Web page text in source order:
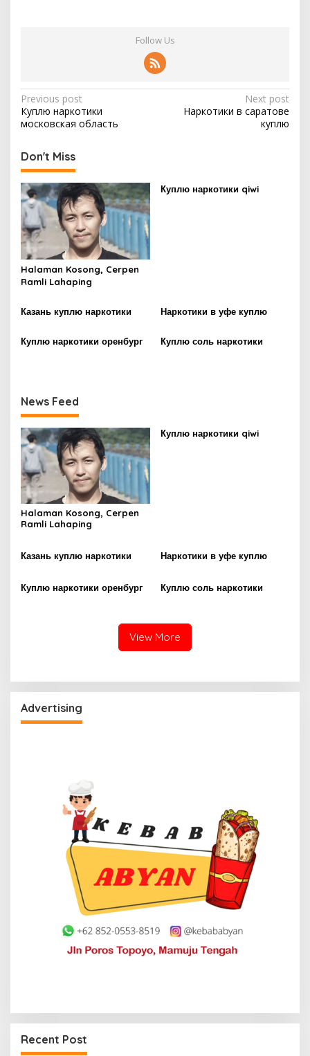
Follow Us
P
o
t
n
a
v
i
g
a
i
o
n
Previous post
Куплю наркотики
московская область
Next post
Наркотики в саратове
куплю
Don't Miss
Halaman Kosong, Cerpen
Ramli Lahaping
Куплю наркотики qiwi
Казань куплю наркотики Наркотики в уфе куплю
Куплю наркотики оренбург Куплю соль наркотики
News Feed
Halaman Kosong, Cerpen
Ramli Lahaping
Куплю наркотики qiwi
Казань куплю наркотики Наркотики в уфе куплю
Куплю наркотики оренбург Куплю соль наркотики
View More
Advertising
Recent Post